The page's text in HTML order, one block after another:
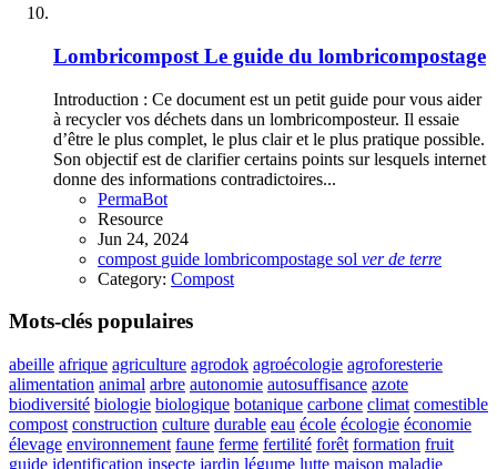
Lombricompost Le guide du lombricompostage
Introduction : Ce document est un petit guide pour vous aider
à recycler vos déchets dans un lombricomposteur. Il essaie
d’être le plus complet, le plus clair et le plus pratique possible.
Son objectif est de clarifier certains points sur lesquels internet
donne des informations contradictoires...
PermaBot
Resource
Jun 24, 2024
compost guide lombricompostage sol ver de terre
Category: Compost
Mots-clés populaires
abeille afrique agriculture agrodok agroécologie agroforesterie
alimentation animal arbre autonomie autosuffisance azote
biodiversité biologie biologique botanique carbone climat comestible
compost construction culture durable eau école écologie économie
élevage environnement faune ferme fertilité forêt formation fruit
guide identification insecte jardin légume lutte maison maladie